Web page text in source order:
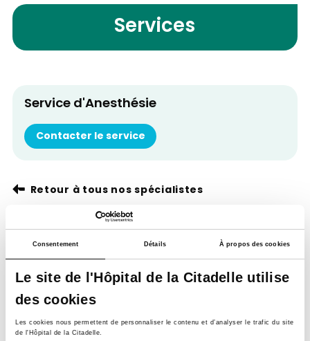
Consentement Détails À propos des cookies
Le site de l'Hôpital de la Citadelle utilise
des cookies
Les cookies nous permettent de personnaliser le contenu et d’analyser le trafic du site
de l'Hôpital de la Citadelle.
Services
Service d'Anesthésie
Contacter le service
Retour à tous nos spécialistes